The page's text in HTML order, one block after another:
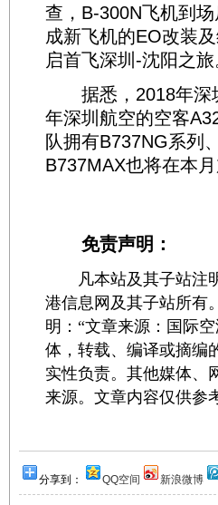
查，B-300N飞机到
成新飞机的EO改装
启首飞深圳-沈阳之旅
据悉，2018年深
年深圳航空的空客
队拥有B737NG系列
B737MAX也将在本
免责声明：
凡本站及其子站注明
港信息网及其子站所有
明：“文章来源：国际
体，转载、编译或摘编
实性负责。其他媒体、
来源。文章内容仅供参
分享到： QQ空间 新浪微博